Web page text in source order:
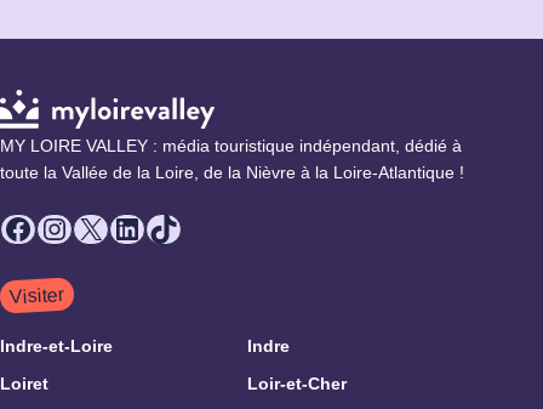
MY LOIRE VALLEY : média touristique indépendant, dédié à
toute la Vallée de la Loire, de la Nièvre à la Loire-Atlantique !
Facebook
Instagram
X LinkedIn
TikTok
Visiter
Indre-et-Loire
Indre
Loiret
Loir-et-Cher